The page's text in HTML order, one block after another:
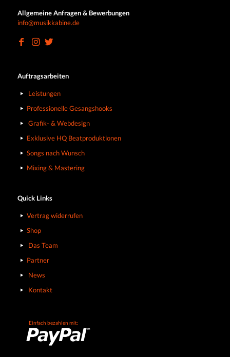
Allgemeine Anfragen & Bewerbungen
info@musikkabine.de
Auftragsarbeiten
Leistungen
Professionelle Gesangshooks
Grafik- & Webdesign
Exklusive HQ Beatproduktionen
Songs nach Wunsch
Mixing & Mastering
Quick Links
Vertrag widerrufen
Shop
Das Team
Partner
News
Kontakt
Einfach bezahlen mit: